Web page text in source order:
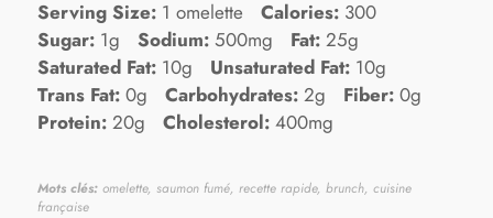
Serving Size: 1 omelette Calories: 300
Sugar: 1g Sodium: 500mg Fat: 25g
Saturated Fat: 10g Unsaturated Fat: 10g
Trans Fat: 0g Carbohydrates: 2g Fiber: 0g
Protein: 20g Cholesterol: 400mg
Mots clés: omelette, saumon fumé, recette rapide, brunch, cuisine
française